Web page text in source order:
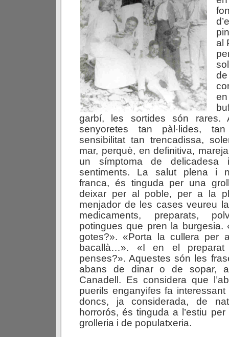
al
garbí, les sortides són rares.
senyoretes tan pàl·lides,
sensibilitat tan trencadissa,
mar, perquè, en definitiva,
un símptoma de
sentiments. La salut plena i
franca, és tinguda per una
deixar per al poble, per a la
menjador de les cases veureu
medicaments, preparats,
potingues que pren la burgesia.
gotes?». «Porta la cullera per
bacallà…». «I en el
penses?». Aquestes són les
abans de dinar o de sopar,
Canadell. Es considera que
puerils enganyifes fa
doncs, ja considerada, de
horrorós, és tinguda a l’estiu
grolleria i de populatxeria.